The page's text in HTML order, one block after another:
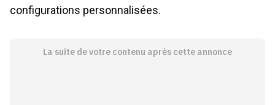
configurations personnalisées.
La suite de votre contenu après cette annonce